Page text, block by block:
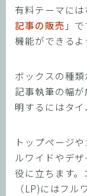
有料テーマに
記事の販売 」
機能ができるよ
ボックスの種
記事執筆の幅
明するにはタイ
トップページ
ルワイドやデ
役に立ちます
（LP)にはフ